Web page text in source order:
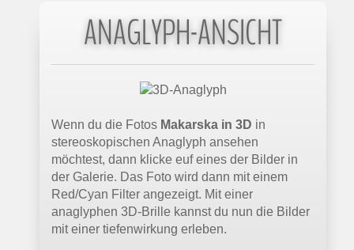
ANAGLYPH-ANSICHT
Wenn du die Fotos Makarska in 3D in
stereoskopischen Anaglyph ansehen
möchtest, dann klicke euf eines der Bilder in
der Galerie. Das Foto wird dann mit einem
Red/Cyan Filter angezeigt. Mit einer
anaglyphen 3D-Brille kannst du nun die Bilder
mit einer tiefenwirkung erleben.